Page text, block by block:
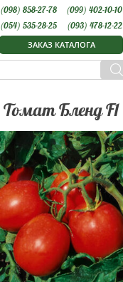
ЗАКАЗ КАТАЛОГА
(098) 858-27-78
(099) 402-10-10
(054) 535-28-25
(093) 478-12-22
Томат Бленд F1